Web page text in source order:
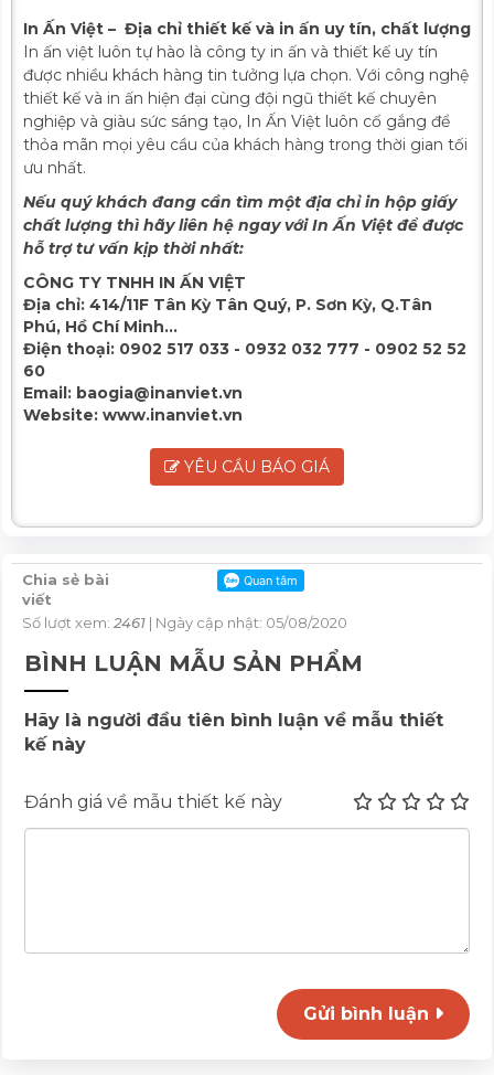
In Ấn Việt – Địa chỉ thiết kế và in ấn uy tín, chất lượng
In ấn việt luôn tự hào là công ty in ấn và thiết kế uy tín
được nhiều khách hàng tin tưởng lựa chọn. Với công nghệ
thiết kế và in ấn hiện đại cùng đội ngũ thiết kế chuyên
nghiệp và giàu sức sáng tạo, In Ấn Việt luôn cố gắng để
thỏa mãn mọi yêu cầu của khách hàng trong thời gian tối
ưu nhất.
Nếu quý khách đang cần tìm một địa chỉ in hộp giấy
chất lượng thì hãy liên hệ ngay với In Ấn Việt để được
hỗ trợ tư vấn kịp thời nhất:
CÔNG TY TNHH IN ẤN VIỆT
Địa chỉ: 414/11F Tân Kỳ Tân Quý, P. Sơn Kỳ, Q.Tân
Phú, Hồ Chí Minh...
Điện thoại: 0902 517 033 - 0932 032 777 - 0902 52 52
60
Email: baogia@inanviet.vn
Website: www.inanviet.vn
YÊU CẦU BÁO GIÁ
Chia sẻ bài
viết
Số lượt xem: 2461 | Ngày cập nhật: 05/08/2020
BÌNH LUẬN MẪU SẢN PHẨM
Hãy là người đầu tiên bình luận về mẫu thiết
kế này
Đánh giá về mẫu thiết kế này
Gửi bình luận